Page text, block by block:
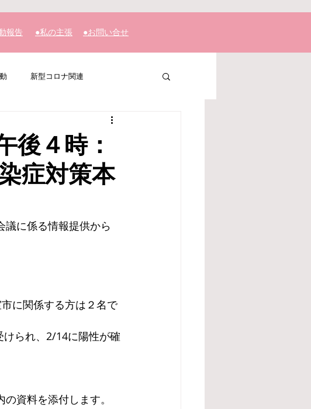
報告 ​●私の主張 ​●お問い合せ
新型コロナ関連
後４時：
症対策本
議に係る情報提供から
に関係する方は２名で
けられ、2/14に陽性が確
資料を添付します。